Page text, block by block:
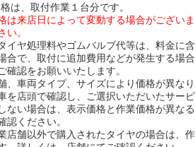
は、取付作業１台分です。
は来店日によって変動する場合がござい
い。
イヤ処理料やゴムバルブ代等は、料金に
合で、取付に追加費用などが発生する場
確認をお願いいたします。
、車両タイプ、サイズにより価格が異な
を店頭で確認し、ご選択いただいたサー
ない場合は、表示価格と作業価格が異な
認ください。
店舗以外で購入されたタイヤの場合は、